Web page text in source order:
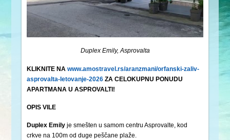
Duplex Emily, Asprovalta
KLIKNITE NAwww.amostravel.rs/aranzmani/orfanski-zaliv-
asprovalta-letovanje-2026 ZA CELOKUPNU PONUDU
APARTMANA U ASPROVALTI!
OPIS VILE
Duplex Emily je smešten u samom centru Asprovalte, kod
crkve na 100m od duge peščane plaže.